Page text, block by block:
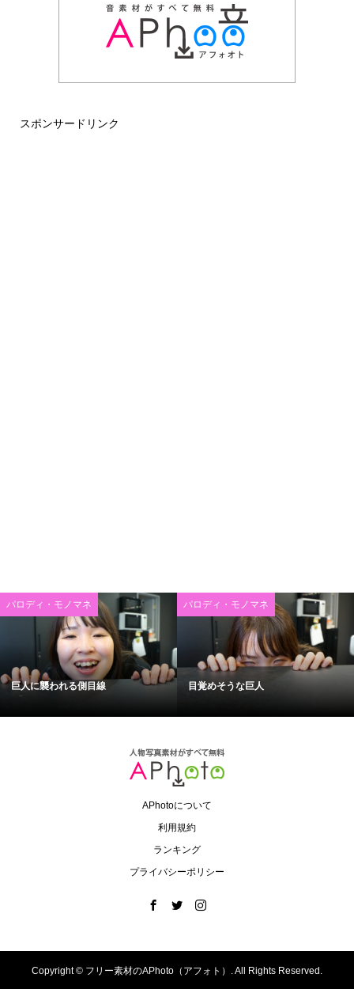
スポンサードリンク
パロディ・モノマネ
巨人に襲われる側目線
パロディ・モノマネ
目覚めそうな巨人
APhotoについて
利用規約
ランキング
プライバシーポリシー
Copyright © フリー素材のAPhoto（アフォト）. All Rights Reserved.